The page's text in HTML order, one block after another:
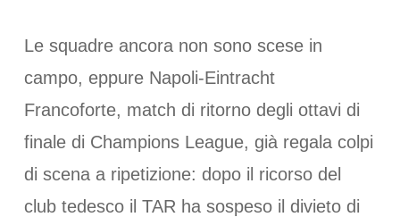
Le squadre ancora non sono scese in
campo, eppure Napoli-Eintracht
Francoforte, match di ritorno degli ottavi di
finale di Champions League, già regala colpi
di scena a ripetizione: dopo il ricorso del
club tedesco il TAR ha sospeso il divieto di